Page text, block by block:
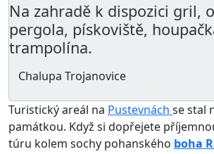
Na zahradě k dispozici gril,
pergola, pískoviště,
trampolína.
Chalupa Trojanovice
Turistický areál na Pustevnách se stal
památkou. Když si dopřejete
túru kolem sochy pohanského boha